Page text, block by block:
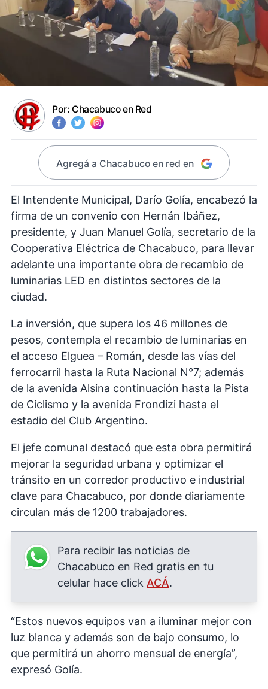
Por: Chacabuco en Red
Agregá a Chacabuco en red en
El Intendente Municipal, Darío Golía, encabezó la
firma de un convenio con Hernán Ibáñez,
presidente, y Juan Manuel Golía, secretario de la
Cooperativa Eléctrica de Chacabuco, para llevar
adelante una importante obra de recambio de
luminarias LED en distintos sectores de la
ciudad.
La inversión, que supera los 46 millones de
pesos, contempla el recambio de luminarias en
el acceso Elguea – Román, desde las vías del
ferrocarril hasta la Ruta Nacional N°7; además
de la avenida Alsina continuación hasta la Pista
de Ciclismo y la avenida Frondizi hasta el
estadio del Club Argentino.
El jefe comunal destacó que esta obra permitirá
mejorar la seguridad urbana y optimizar el
tránsito en un corredor productivo e industrial
clave para Chacabuco, por donde diariamente
circulan más de 1200 trabajadores.
Para recibir las noticias de
Chacabuco en Red gratis en tu
celular hace click ACÁ.
“Estos nuevos equipos van a iluminar mejor con
luz blanca y además son de bajo consumo, lo
que permitirá un ahorro mensual de energía”,
expresó Golía.